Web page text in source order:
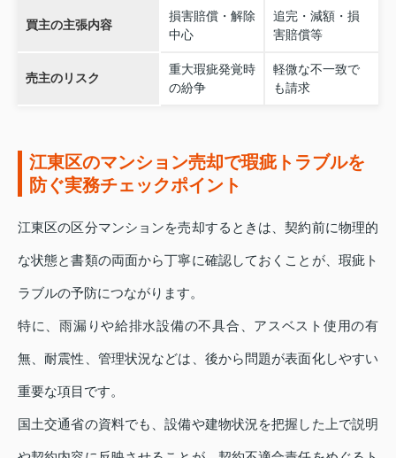
買主の主張内容
損害賠償・解除
中心
追完・減額・損
害賠償等
売主のリスク
重大瑕疵発覚時
の紛争
軽微な不一致で
も請求
江東区のマンション売却で瑕疵トラブルを
防ぐ実務チェックポイント
江東区の区分マンションを売却するときは、契約前に物理的
な状態と書類の両面から丁寧に確認しておくことが、瑕疵ト
ラブルの予防につながります。
特に、雨漏りや給排水設備の不具合、アスベスト使用の有
無、耐震性、管理状況などは、後から問題が表面化しやすい
重要な項目です。
国土交通省の資料でも、設備や建物状況を把握した上で説明